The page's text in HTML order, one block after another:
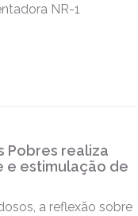
NR-1
Pobres realiza
e estimulação de
a reflexão sobre